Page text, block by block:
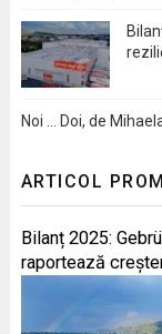
Noi … Doi, de
ARTICOL
Bilanț 2025:
raportează